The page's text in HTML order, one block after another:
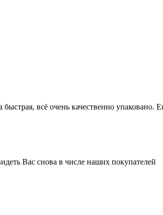
всё очень качественно упаковано.
Вас снова в числе наших покупателей